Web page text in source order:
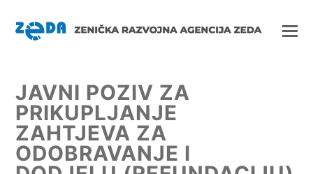
JAVNI POZIV ZA
PRIKUPLJANJE
ZAHTJEVA ZA
ODOBRAVANJE I